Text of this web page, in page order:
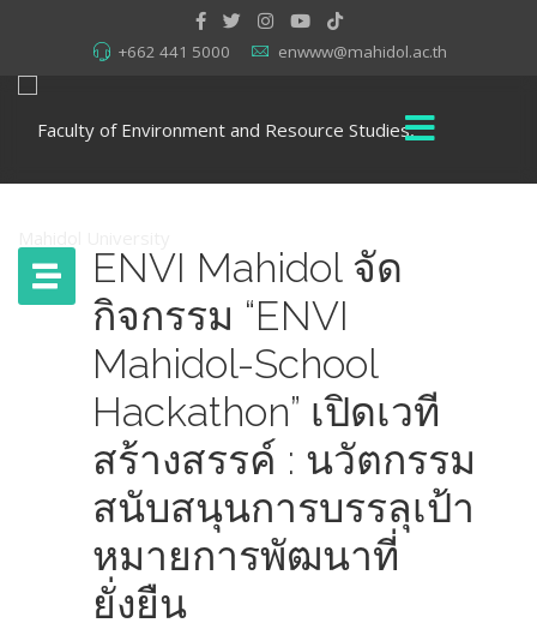
+662 441 5000 enwww@mahidol.ac.th
ENVI Mahidol จัด
กิจกรรม “ENVI
Mahidol-School
Hackathon” เปิดเวที
สร้างสรรค์ : นวัตกรรม
สนับสนุนการบรรลุเป้า
หมายการพัฒนาที่
ยั่งยืน